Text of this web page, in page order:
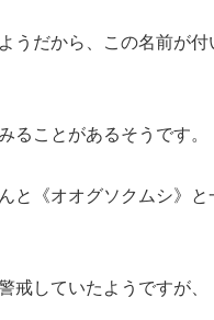
うだから、この名前が
ることがあるそうです。
と《オオグソクムシ》
戒していたようですが、